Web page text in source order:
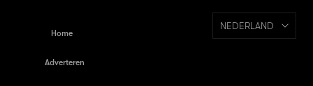
Home
Adverteren
NEDERLAND